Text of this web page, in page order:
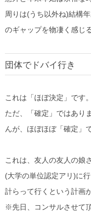
周りは(うち以外ね)結構
のギャップを物凄く感じる
団体でドバイ行き
これは「ほぼ決定」です。
ただ、「確定」ではあり
んが、ほぼほぼ「確定」
これは、友人の友人の娘
(大学の単位認定アリ)に
計らって行くという計画
※先日、コンサルさせて